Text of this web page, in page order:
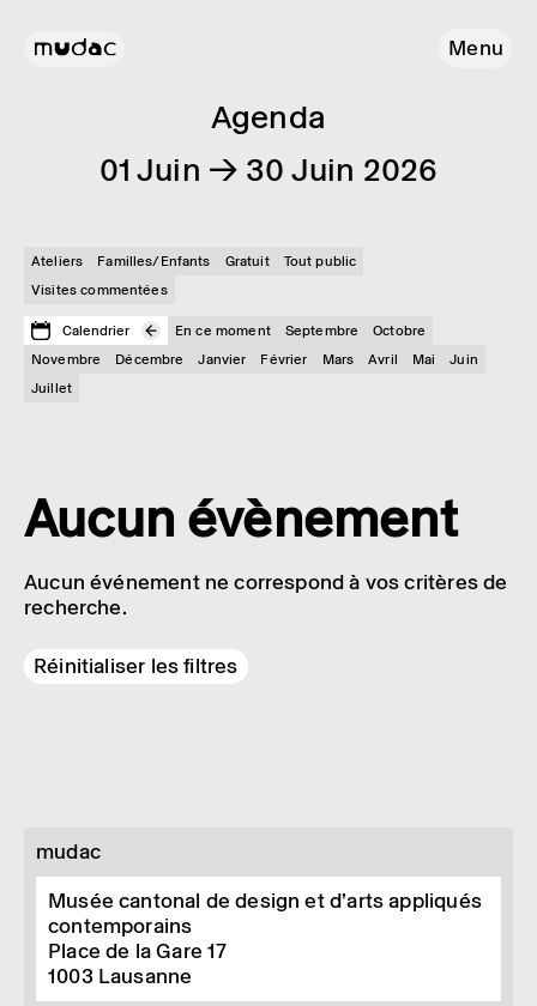
Menu
Agenda
01 Juin → 30 Juin 2026
Ateliers Familles/Enfants Gratuit
Tout public
Visites commentées
Calendrier En ce moment Septembre
Octobre
Novembre
Décembre Janvier Février Mars Avril Mai
Juin
Juillet
Aucun évènement
Aucun événement ne correspond à vos critères de
recherche.
Réinitialiser les filtres
mudac
Musée cantonal de design et d’arts appliqués
contemporains
Place de la Gare 17
1003 Lausanne